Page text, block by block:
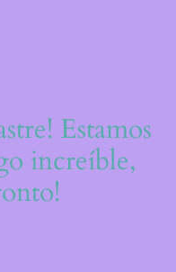
Estamos
increíble,